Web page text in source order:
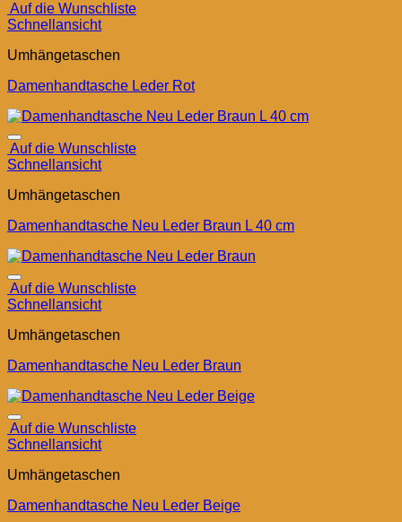
Auf die Wunschliste
Schnellansicht
Umhängetaschen
Damenhandtasche Leder Rot
Auf die Wunschliste
Schnellansicht
Umhängetaschen
Damenhandtasche Neu Leder Braun L 40 cm
Auf die Wunschliste
Schnellansicht
Umhängetaschen
Damenhandtasche Neu Leder Braun
Auf die Wunschliste
Schnellansicht
Umhängetaschen
Damenhandtasche Neu Leder Beige